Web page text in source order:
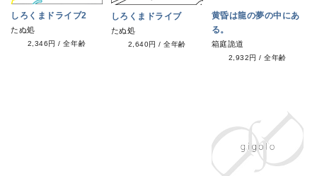
しろくまドライブ2
たぬ処
2,346円 /全年齢
しろくまドライブ
たぬ処
2,640円 /全年齢
黄昏は龍の夢の中にあ
る。
箱庭詭道
2,932円 /全年齢